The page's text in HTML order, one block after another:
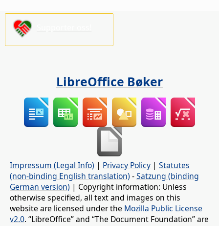
LibreOffice Bøker
Impressum (Legal Info) | Privacy Policy | Statutes
(non-binding English translation) -Satzung (binding
German version) | Copyright information: Unless
otherwise specified, all text and images on this
website are licensed under the Mozilla Public License
v2.0. “LibreOffice” and “The Document Foundation” are